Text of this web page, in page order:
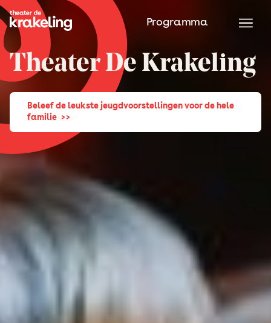
Programma
Theater De Krakeling
Beleef de leukste jeugdvoorstellingen voor de hele
familie >>